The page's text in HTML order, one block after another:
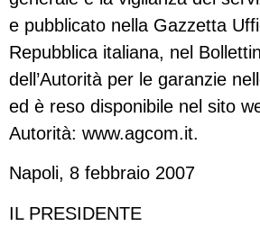
e pubblicato nella Gazzetta
Repubblica italiana, nel
dell’Autorità per le garanzie
ed è reso disponibile nel sito
Autorità: www.agcom.it.
Napoli, 8 febbraio 2007
IL PRESIDENTE